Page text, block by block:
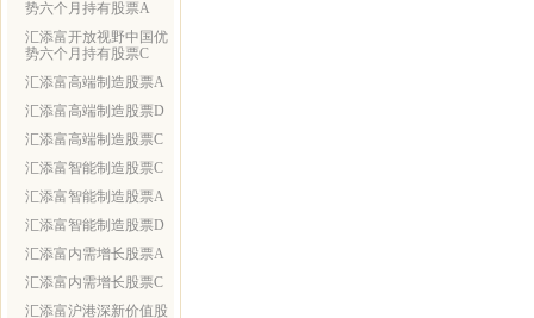
势六个月持有股票A
汇添富开放视野中国优
势六个月持有股票C
汇添富高端制造股票A
汇添富高端制造股票D
汇添富高端制造股票C
汇添富智能制造股票C
汇添富智能制造股票A
汇添富智能制造股票D
汇添富内需增长股票A
汇添富内需增长股票C
汇添富沪港深新价值股